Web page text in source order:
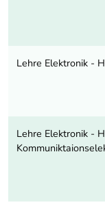
Lehre Elektronik -
Lehre Elektronik -